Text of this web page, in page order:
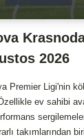
2026
Premier Ligi'nin
ev sahibi
takımlarından